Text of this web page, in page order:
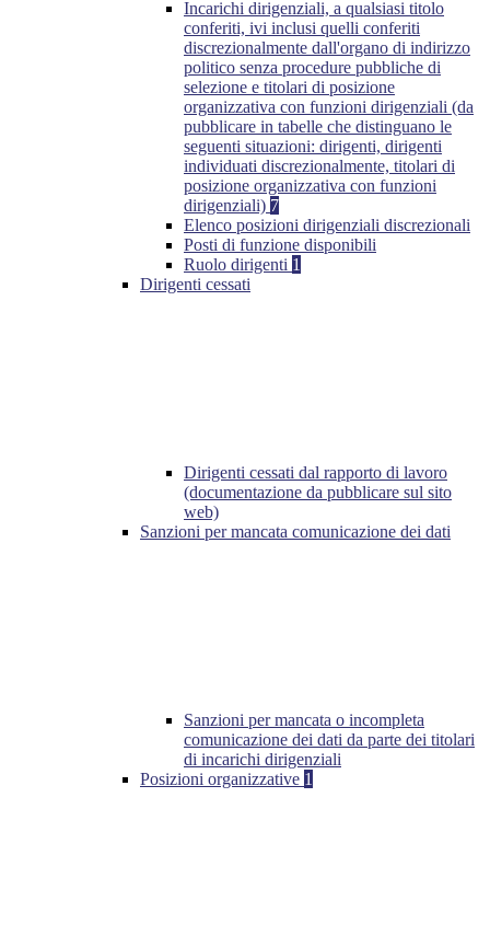
Incarichi dirigenziali, a qualsiasi titolo
conferiti, ivi inclusi quelli conferiti
discrezionalmente dall'organo di indirizzo
politico senza procedure pubbliche di
selezione e titolari di posizione
organizzativa con funzioni dirigenziali (da
pubblicare in tabelle che distinguano le
seguenti situazioni: dirigenti, dirigenti
individuati discrezionalmente, titolari di
posizione organizzativa con funzioni
dirigenziali) 7
Elenco posizioni dirigenziali discrezionali
Posti di funzione disponibili
Ruolo dirigenti 1
Dirigenti cessati
Dirigenti cessati dal rapporto di lavoro
(documentazione da pubblicare sul sito
web)
Sanzioni per mancata comunicazione dei dati
Sanzioni per mancata o incompleta
comunicazione dei dati da parte dei titolari
di incarichi dirigenziali
Posizioni organizzative 1